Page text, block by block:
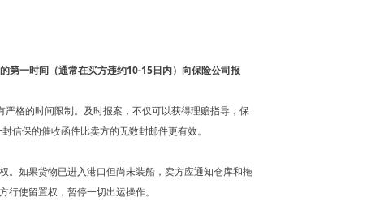
第一时间（通常在买方违约10-15日内）向保险公司报
严格的时间限制。及时报案，不仅可以获得理赔指导，保
信保的催收函件比卖方的无数封邮件更有效。
。如果货物已进入港口但尚未装船，卖方应通知仓库和拖
使留置权，暂停一切出运操作。